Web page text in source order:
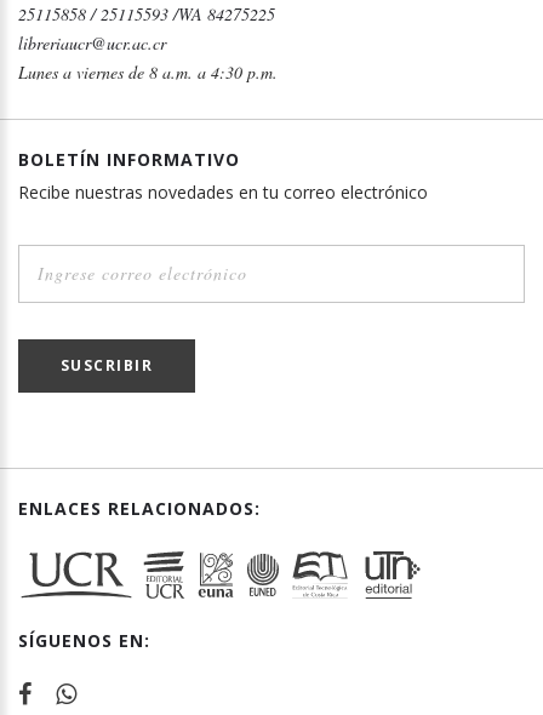
25115858 / 25115593 /WA 84275225
libreriaucr@ucr.ac.cr
Lunes a viernes de 8 a.m. a 4:30 p.m.
BOLETÍN INFORMATIVO
Recibe nuestras novedades en tu correo electrónico
SUSCRIBIR
ENLACES RELACIONADOS:
SÍGUENOS EN: